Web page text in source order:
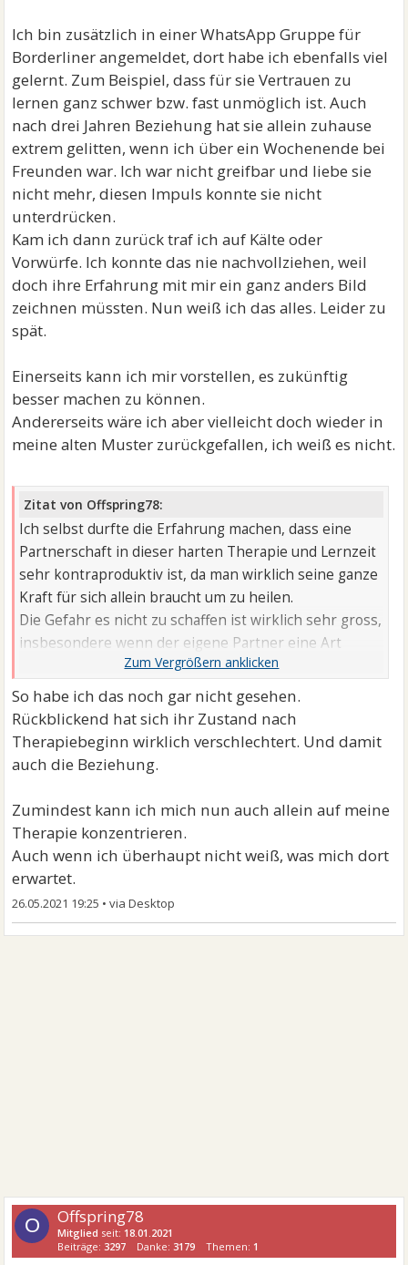
Ich bin zusätzlich in einer WhatsApp Gruppe für
Borderliner angemeldet, dort habe ich ebenfalls viel
gelernt. Zum Beispiel, dass für sie Vertrauen zu
lernen ganz schwer bzw. fast unmöglich ist. Auch
nach drei Jahren Beziehung hat sie allein zuhause
extrem gelitten, wenn ich über ein Wochenende bei
Freunden war. Ich war nicht greifbar und liebe sie
nicht mehr, diesen Impuls konnte sie nicht
unterdrücken.
Kam ich dann zurück traf ich auf Kälte oder
Vorwürfe. Ich konnte das nie nachvollziehen, weil
doch ihre Erfahrung mit mir ein ganz anders Bild
zeichnen müssten. Nun weiß ich das alles. Leider zu
spät.
Einerseits kann ich mir vorstellen, es zukünftig
besser machen zu können.
Andererseits wäre ich aber vielleicht doch wieder in
meine alten Muster zurückgefallen, ich weiß es nicht.
Zitat von Offspring78:
Ich selbst durfte die Erfahrung machen, dass eine
Partnerschaft in dieser harten Therapie und Lernzeit
sehr kontraproduktiv ist, da man wirklich seine ganze
Kraft für sich allein braucht um zu heilen.
Die Gefahr es nicht zu schaffen ist wirklich sehr gross,
insbesondere wenn der eigene Partner eine Art
Drog.enfunktion für einen eingenommen hat. Das
muss man ganz klar sagen.
So habe ich das noch gar nicht gesehen.
Rückblickend hat sich ihr Zustand nach
Therapiebeginn wirklich verschlechtert. Und damit
auch die Beziehung.
Zumindest kann ich mich nun auch allein auf meine
Therapie konzentrieren.
Auch wenn ich überhaupt nicht weiß, was mich dort
erwartet.
26.05.2021 19:25 •
O Offspring78
Mitglied seit: 18.01.2021
Beiträge: 3297 Danke: 3179 Themen: 1